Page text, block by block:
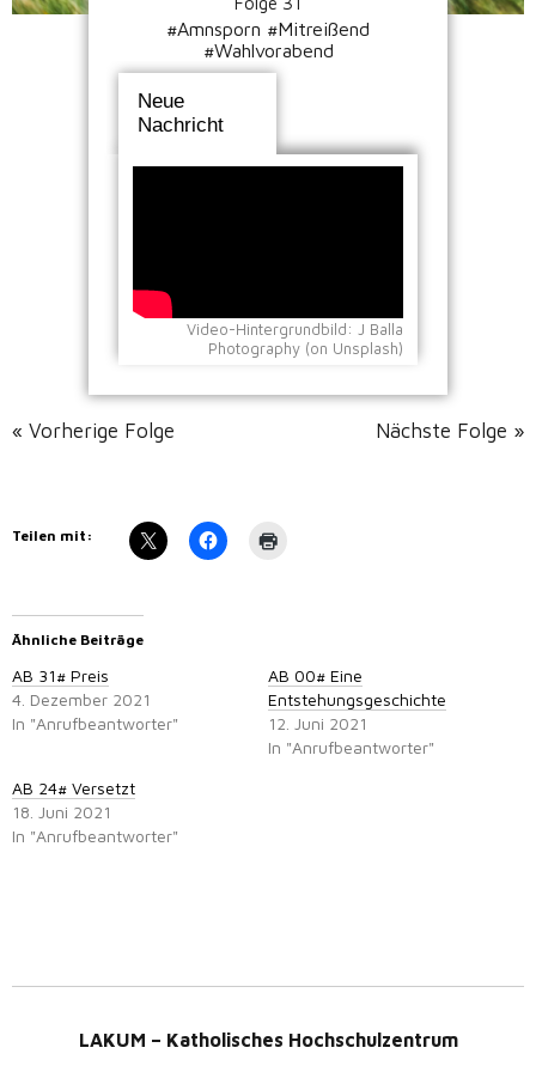
#Amnsporn #Mitreißend
#Wahlvorabend
Neue
Nachricht
Video-Hintergrundbild: J Balla
Photography (on Unsplash)
« Vorherige Folge Nächste Folge »
Teilen mit:
Ähnliche Beiträge
AB 31# Preis
4. Dezember 2021
In "Anrufbeantworter"
AB 00# Eine
Entstehungsgeschichte
12. Juni 2021
In "Anrufbeantworter"
AB 24# Versetzt
18. Juni 2021
In "Anrufbeantworter"
LAKUM – Katholisches Hochschulzentrum